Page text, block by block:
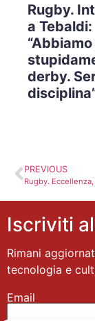
Rugby.
a Tebaldi:
derby.
PREVIOUS
Iscriviti
Rimani
tecnologia e
Email